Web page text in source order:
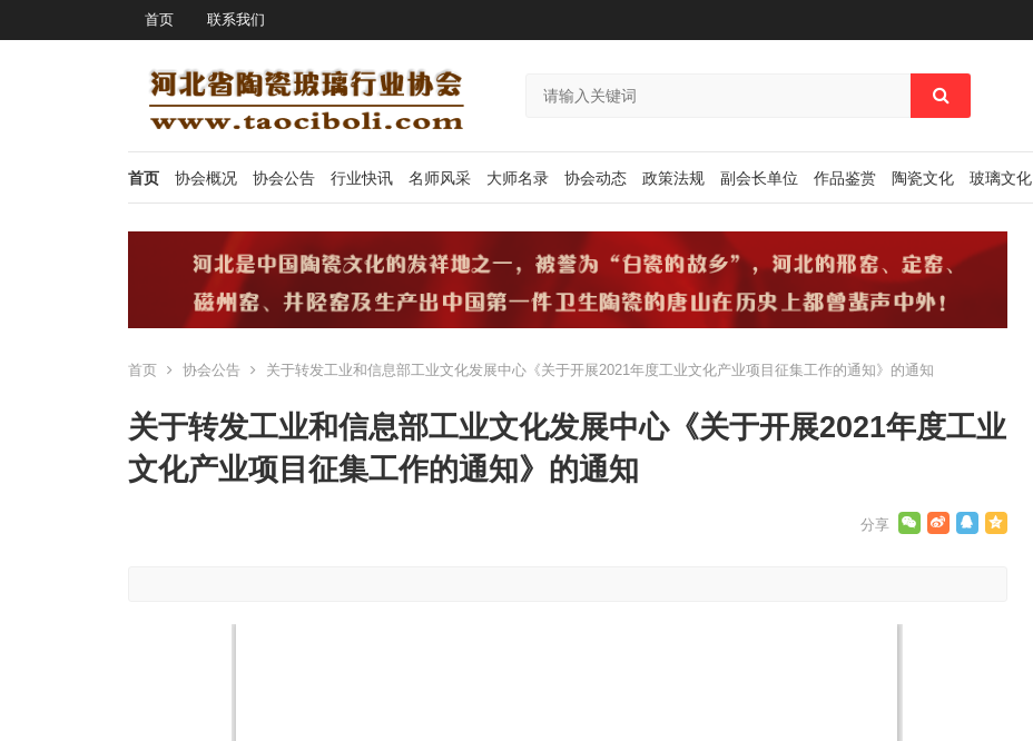
首页 联系我们
首页 协会概况 协会公告 行业快讯 名师风采 大师名录 协会动态 政策法规 副会长单位 作品鉴赏 陶瓷文化 玻璃文化
首页 协会公告 关于转发工业和信息部工业文化发展中心《关于开展2021年度工业文化产业项目征集工作的通知》的通知
关于转发工业和信息部工业文化发展中心《关于开展2021年度工业
文化产业项目征集工作的通知》的通知